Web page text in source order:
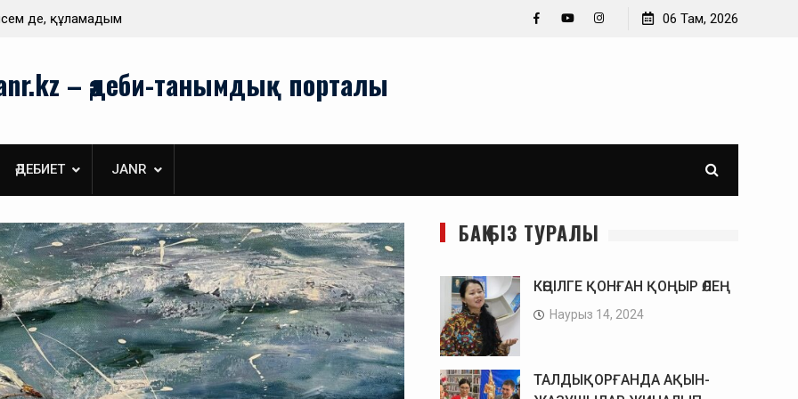
Өз-өзімнен кеше қатты кейідім. Әйгерім Тұрлықожа
06 Там, 2026
– әдеби-танымдық порталы
ӘДЕБИЕТ JANR
БАҚ БІЗ ТУРАЛЫ
КӨҢІЛГЕ ҚОНҒАН ҚОҢЫР ӨЛЕҢ
Наурыз 14, 2024
ТАЛДЫҚОРҒАНДА АҚЫН-